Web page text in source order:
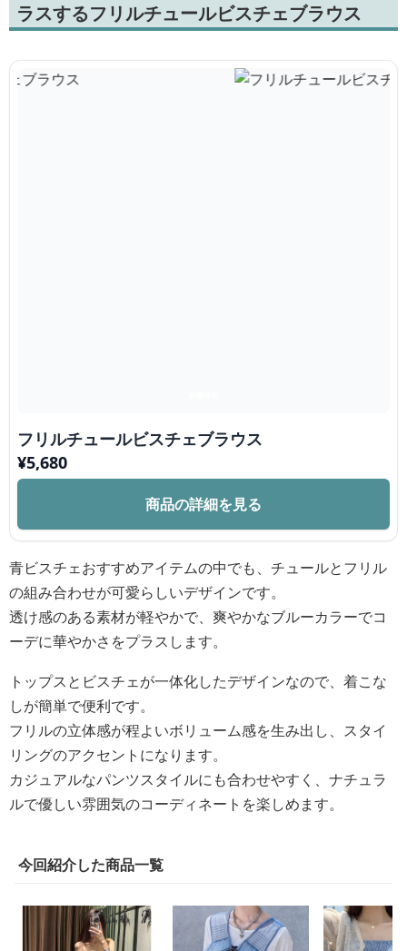
ラスするフリルチュールビスチェブラウス
フリルチュールビスチェブラウス
¥5,680
商品の詳細を見る
青ビスチェおすすめアイテムの中でも、チュールとフリル
の組み合わせが可愛らしいデザインです。
透け感のある素材が軽やかで、爽やかなブルーカラーでコ
ーデに華やかさをプラスします。
トップスとビスチェが一体化したデザインなので、着こな
しが簡単で便利です。
フリルの立体感が程よいボリューム感を生み出し、スタイ
リングのアクセントになります。
カジュアルなパンツスタイルにも合わせやすく、ナチュラ
ルで優しい雰囲気のコーディネートを楽しめます。
今回紹介した商品一覧